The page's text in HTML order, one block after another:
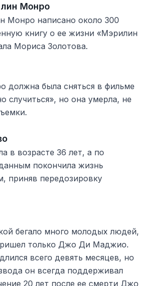
Монро
Монро написано около 300
книгу о ее жизни «Мэрилин
Мориса Золотова.
должна была сняться в фильме
случиться», но она умерла, не
в возрасте 36 лет, а по
покончила жизнь
приняв передозировку
бегало много молодых людей,
только Джо Ди Маджио.
всего девять месяцев, но
он всегда поддерживал
20 лет после ее смерти Джо